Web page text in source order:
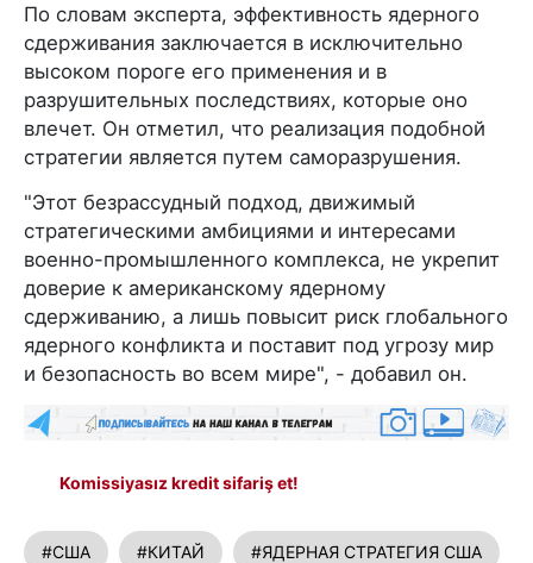
По словам эксперта, эффективность ядерного
сдерживания заключается в исключительно
высоком пороге его применения и в
разрушительных последствиях, которые оно
влечет. Он отметил, что реализация подобной
стратегии является путем саморазрушения.
"Этот безрассудный подход, движимый
стратегическими амбициями и интересами
военно-промышленного комплекса, не укрепит
доверие к американскому ядерному
сдерживанию, а лишь повысит риск глобального
ядерного конфликта и поставит под угрозу мир
и безопасность во всем мире", - добавил он.
Komissiyasız kredit sifariş et!
#США #КИТАЙ #ЯДЕРНАЯ СТРАТЕГИЯ США